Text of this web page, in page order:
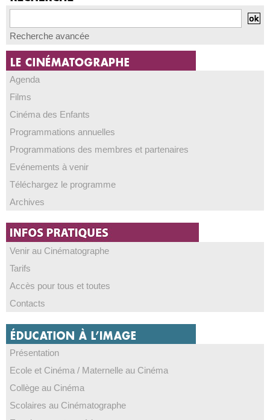
Recherche avancée
Agenda
Films
Cinéma des Enfants
Programmations annuelles
Programmations des membres et partenaires
Evénements à venir
Téléchargez le programme
Archives
Venir au Cinématographe
Tarifs
Accès pour tous et toutes
Contacts
Présentation
Ecole et Cinéma / Maternelle au Cinéma
Collège au Cinéma
Scolaires au Cinématographe